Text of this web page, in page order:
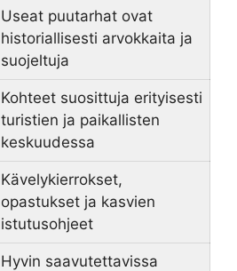
Useat puutarhat ovat
historiallisesti arvokkaita ja
suojeltuja
Kohteet suosittuja erityisesti
turistien ja paikallisten
keskuudessa
Kävelykierrokset,
opastukset ja kasvien
istutusohjeet
Hyvin saavutettavissa